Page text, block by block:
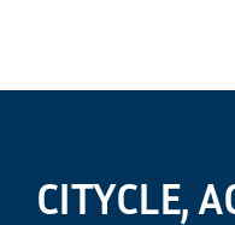
CITYCLE,